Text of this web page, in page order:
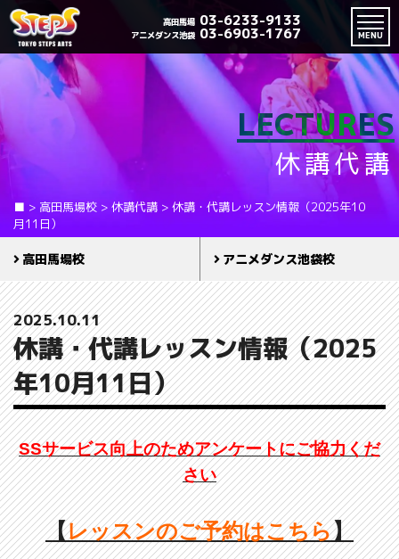
高田馬場 03-6233-9133
アニメダンス池袋 03-6903-1767 MENU
LECTURES
休講代講
■ > 高田馬場校 > 休講代講 > 休講・代講レッスン情報（2025年10
月11日）
高田馬場校 アニメダンス池袋校
2025.10.11
休講・代講レッスン情報（2025
年10月11日）
SSサービス向上のためアンケートにご協力くだ
さい
【レッスンのご予約はこちら】